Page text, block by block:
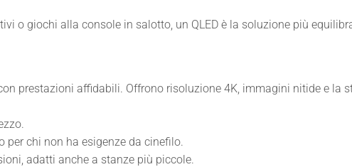
o giochi alla console in salotto, un QLED è la soluzione più
prestazioni affidabili. Offrono risoluzione 4K, immagini nitide e la
per chi non ha esigenze da cinefilo.
adatti anche a stanze più piccole.